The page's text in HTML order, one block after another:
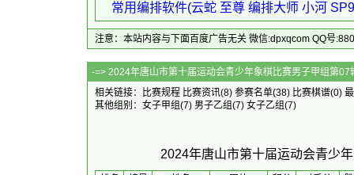
常用编排软件(云蛇 至尊 编排大师 小河
注意：本站内容与下面百度广告无关 微信:dpxqcom QQ号
-=> 2024年唐山市第十届运动会青少年
相关链接：
比赛规程 比赛资讯(8) 参赛名单(38) 比赛棋谱(0)
其他组别： 女子甲组(7) 男子乙组(7) 女子乙组(7)
2024年唐山市第十届运动会青少